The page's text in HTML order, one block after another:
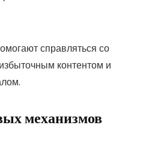
справляться со
контентом и
механизмов